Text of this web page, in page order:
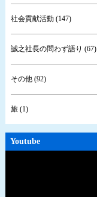
社会貢献活動 (147)
誠之社長の問わず語り (67)
その他 (92)
旅 (1)
Youtube